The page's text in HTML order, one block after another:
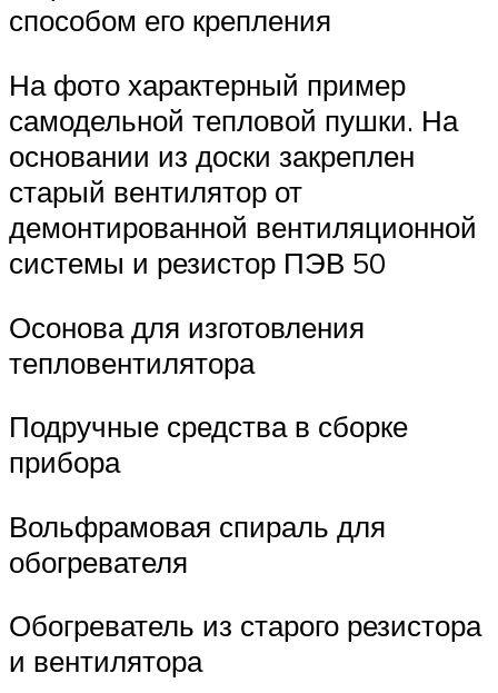
способом его крепления
На фото характерный пример
самодельной тепловой пушки. На
основании из доски закреплен
старый вентилятор от
демонтированной вентиляционной
системы и резистор ПЭВ 50
Осонова для изготовления
тепловентилятора
Подручные средства в сборке
прибора
Вольфрамовая спираль для
обогревателя
Обогреватель из старого резистора
и вентилятора